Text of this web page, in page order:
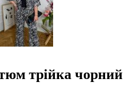
трійка чорний